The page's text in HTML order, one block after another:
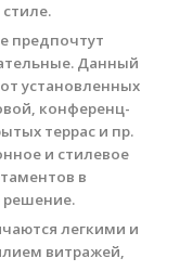
предпочтут
Данный
установленных
конференц-
террас и пр.
и стилевое
в
решение.
легкими и
витражей,